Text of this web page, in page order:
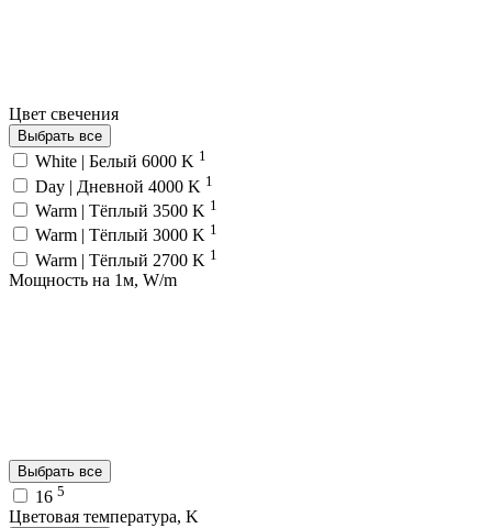
Цвет свечения
Выбрать все
White | Белый 6000 K 1
Day | Дневной 4000 K 1
Warm | Тёплый 3500 K 1
Warm | Тёплый 3000 K 1
Warm | Тёплый 2700 K 1
Мощность на 1м, W/m
Выбрать все
16 5
Цветовая температура, K